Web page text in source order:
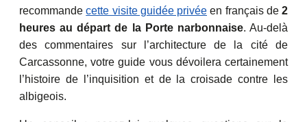
recommandecette visite guidée privée en français de 2
heures au départ de la Porte narbonnaise. Au-delà
des commentaires sur l’architecture de la cité de
Carcassonne, votre guide vous dévoilera certainement
l’histoire de l’inquisition et de la croisade contre les
albigeois.